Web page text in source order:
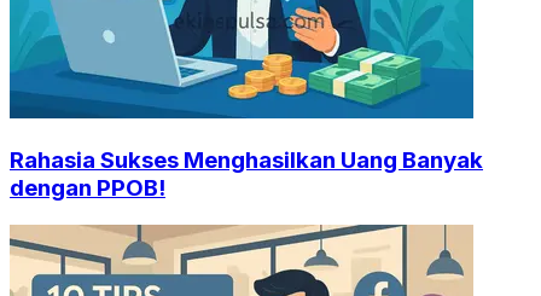
Rahasia Sukses Menghasilkan Uang Banyak
dengan PPOB!